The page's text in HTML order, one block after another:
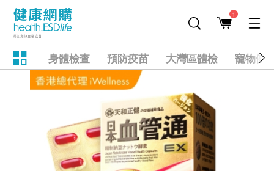
1
身體檢查 預防疫苗 大灣區體檢 寵物健